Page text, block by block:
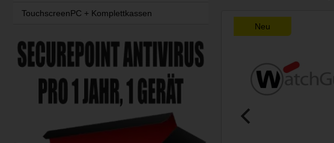
Neu
TouchscreenPC + Komplettkassen